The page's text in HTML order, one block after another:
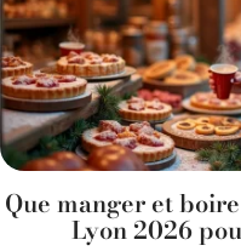
Que manger et
Lyon 2026